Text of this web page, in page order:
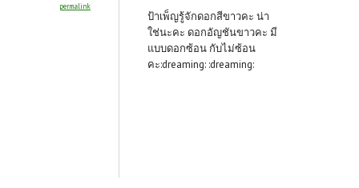
permalink
ป้าเพ็ญรู้จักดอกสีขาวคะ น่า
ใช่นะคะ ดอกอัญชันขาวคะ มี
แบบดอกซ้อน กับไม่ซ้อน
คะ:dreaming: :dreaming: